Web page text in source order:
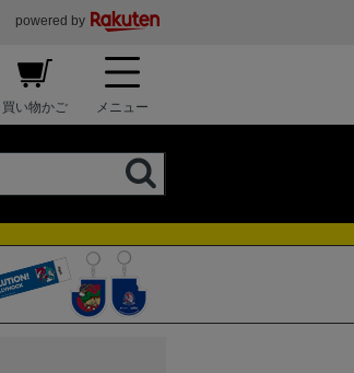
powered by
買い物かご メニュー